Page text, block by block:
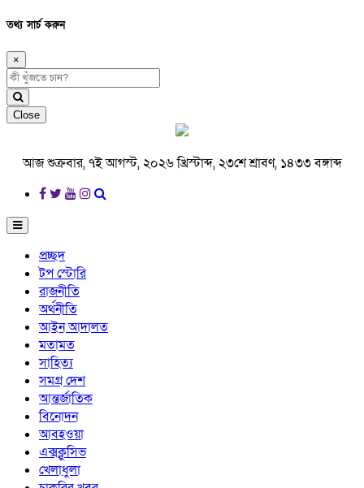
তথ্য সার্চ করুন
×
Close
আজ শুক্রবার, ৭ই আগস্ট, ২০২৬ খ্রিস্টাব্দ, ২৩শে শ্রাবণ, ১৪৩৩ বঙ্গাব্দ
প্রচ্ছদ
টপ স্টোরি
রাজনীতি
অর্থনীতি
আইন আদালত
মতামত
সাহিত্য
সমগ্র দেশ
আন্তর্জাতিক
বিনোদন
আবহওয়া
এক্সক্লুসিভ
খেলাধুলা